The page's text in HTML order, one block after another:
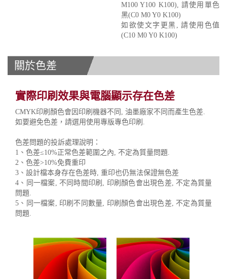
M100 Y100 K100), 請使用單色
黑(C0 M0 Y0 K100)
如欲使文字更黑, 請使用色值
(C10 M0 Y0 K100)
關於色差
實際印刷效果與電腦顯示存在色差
CMYK印刷顏色會因印刷機器不同, 油墨廠家不同而產生色差.
如要避免色差，請選用使用專版專色印刷.
色差問題的投訴處理說明：
1、色差≤10%正常色差範圍之內, 不定為質量問題.
2、色差>10%免費重印
3、設計檔本身存在色差時, 重印也仍無法保證無色差
4、同一檔案, 不同時間印刷, 印刷顏色會出現色差, 不定為質量
問題.
5、同一檔案, 印刷不同數量, 印刷顏色會出現色差, 不定為質量
問題.